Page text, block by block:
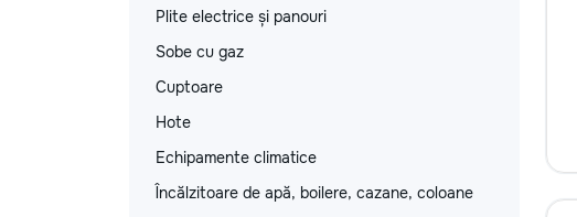
Plite electrice și panouri
Sobe cu gaz
Cuptoare
Hote
Echipamente climatice
Încălzitoare de apă, boilere, cazane, coloane